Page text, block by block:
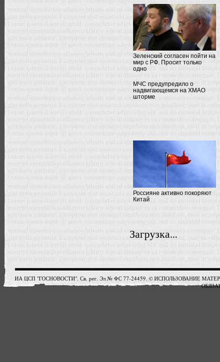
Зеленский согласен пойти на
мир с РФ. Просит только
одно
МЧС предупредило о
надвигающемся на ХМАО
шторме
Россияне активно покоряют
Китай
Загрузка...
ИА ЦСП "ГОСНОВОСТИ". Св. рег. Эл № ФС 77-24459. © ИСПОЛЬЗОВАНИЕ